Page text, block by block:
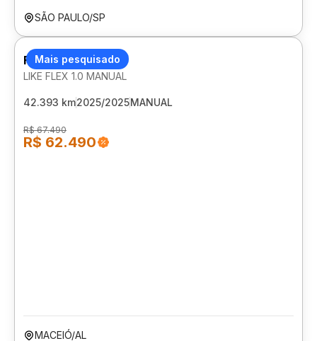
SÃO PAULO/SP
Mais pesquisado
FIAT MOBI
LIKE FLEX 1.0 MANUAL
42.393 km2025/2025MANUAL
R$ 67.490
R$ 62.490
MACEIÓ/AL